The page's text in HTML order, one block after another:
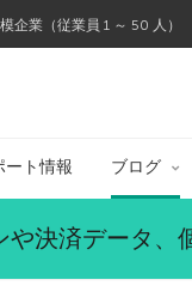
企業（従業員 1 ～ 50 人）
ート情報 ブログ
決済データ、